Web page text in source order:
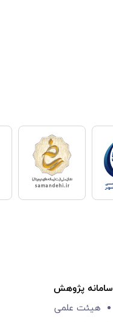
سامانه پژوهش
هیئت علمی